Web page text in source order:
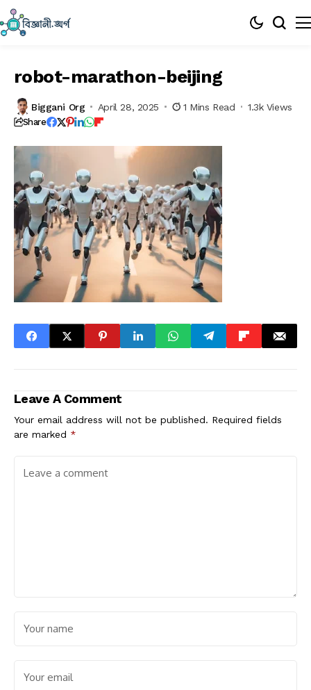
robot-marathon-beijing
Biggani Org April 28, 2025 1 Mins Read 1.3k Views
Share
Leave A Comment
Your email address will not be published. Required fields
are marked *